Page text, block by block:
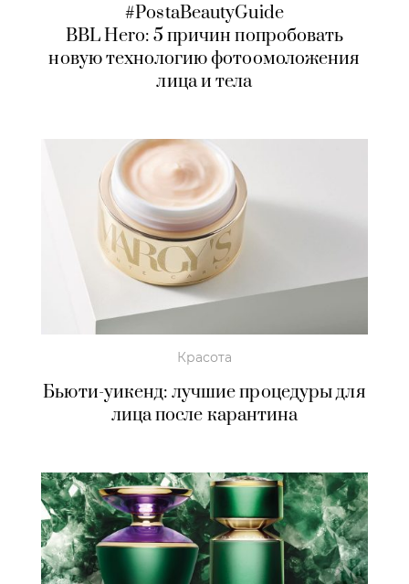
#PostaBeautyGuide
BBL Hero: 5 причин попробовать
новую технологию фотоомоложения
лица и тела
Красота
Бьюти-уикенд: лучшие процедуры для
лица после карантина